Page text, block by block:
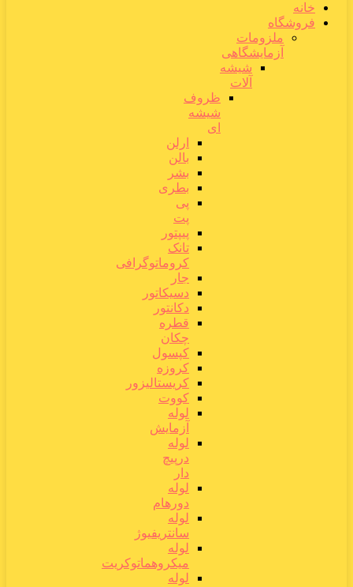
خانه
فروشگاه
ملزومات
آزمایشگاهی
شیشه
آلات
ظروف
شیشه
ای
ارلن
بالن
بشر
بطری
پی
پت
پیپتور
تانک
کروماتوگرافی
جار
دسیکاتور
دکانتور
قطره
چکان
کپسول
کروزه
کریستالیزور
کووت
لوله
آزمایش
لوله
درپیچ
دار
لوله
دورهام
لوله
سانتریفیوژ
لوله
میکروهماتوکریت
لوله